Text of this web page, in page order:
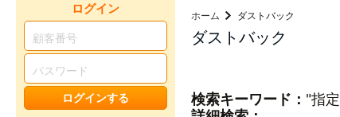
ログイン
ログインする
ホーム ダストバック
ダストバック
検索キーワード： "指